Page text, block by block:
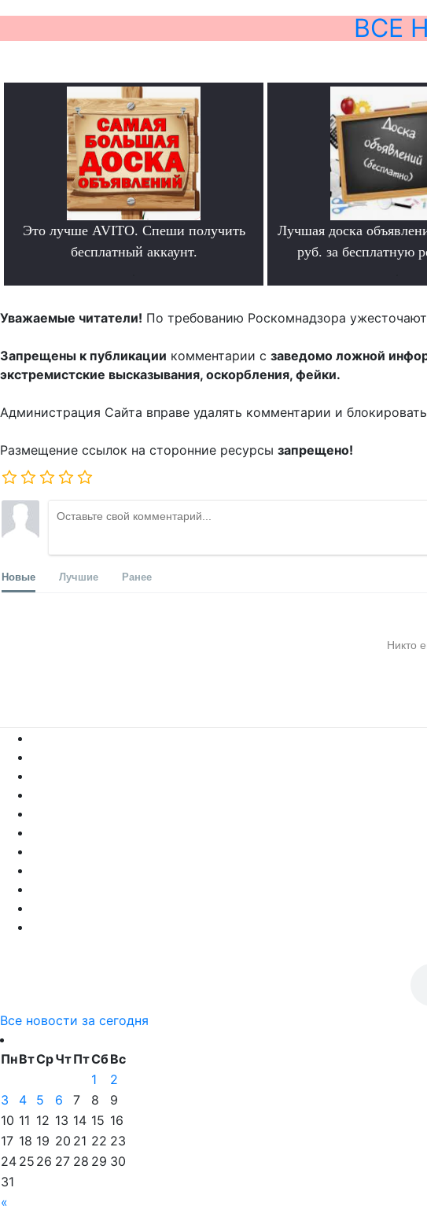
ВСЕ
Это лучше AVITO. Спеши получить
бесплатный аккаунт.
Лучшая доска
руб. за бесплатную
Уважаемые читатели! По требованию Роскомнадзора
Запрещены к публикации комментарии с заведомо ложной
экстремистские высказывания, оскорбления, фейки.
Администрация Сайта вправе удалять комментарии и
Размещение ссылок на сторонние ресурсы запрещено!
Новые Лучшие Ранее
Никто
Все новости за сегодня
ПнВтСрЧтПтСбВс
«
1
2
3
4 5 6 7 8
9
10 11 12 13 14 15 16
17 18 19 20 21 22 23
24 25 26 27 28 29 30
31